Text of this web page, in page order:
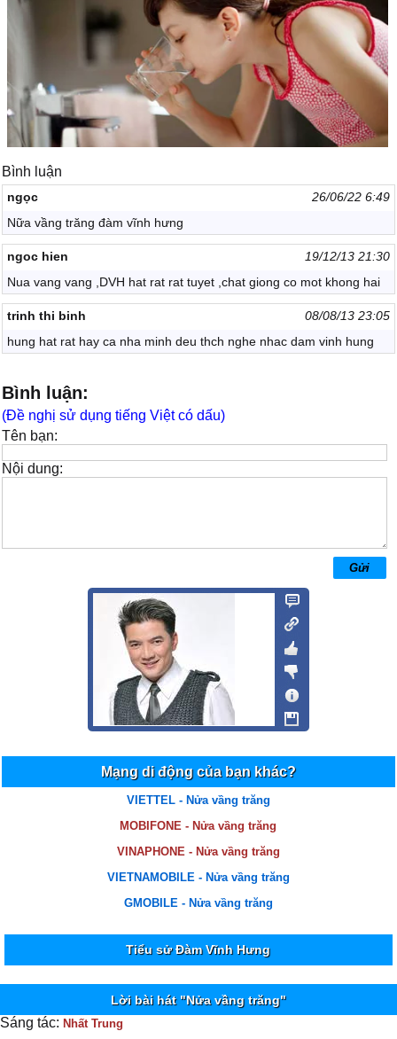
Bình luận
ngọc
26/06/22 6:49
Nữa vầng trăng đàm vĩnh hưng
ngoc hien
19/12/13 21:30
Nua vang vang ,DVH hat rat rat tuyet ,chat giong co mot khong hai
trinh thi binh
08/08/13 23:05
hung hat rat hay ca nha minh deu thch nghe nhac dam vinh hung
Bình luận:
(Đề nghị sử dụng tiếng Việt có dấu)
Tên bạn:
Nội dung:
Mạng di động của bạn khác?
VIETTEL - Nửa vầng trăng
MOBIFONE - Nửa vầng trăng
VINAPHONE - Nửa vầng trăng
VIETNAMOBILE - Nửa vầng trăng
GMOBILE - Nửa vầng trăng
Tiểu sử Đàm Vĩnh Hưng
Lời bài hát "Nửa vầng trăng"
Sáng tác: Nhất Trung